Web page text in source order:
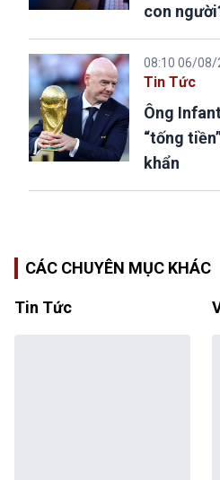
con
08:10 06/08/
Tin Tức
Ông
“tống
khẩn
CÁC CHUYÊN MỤC KHÁC
Tin Tức